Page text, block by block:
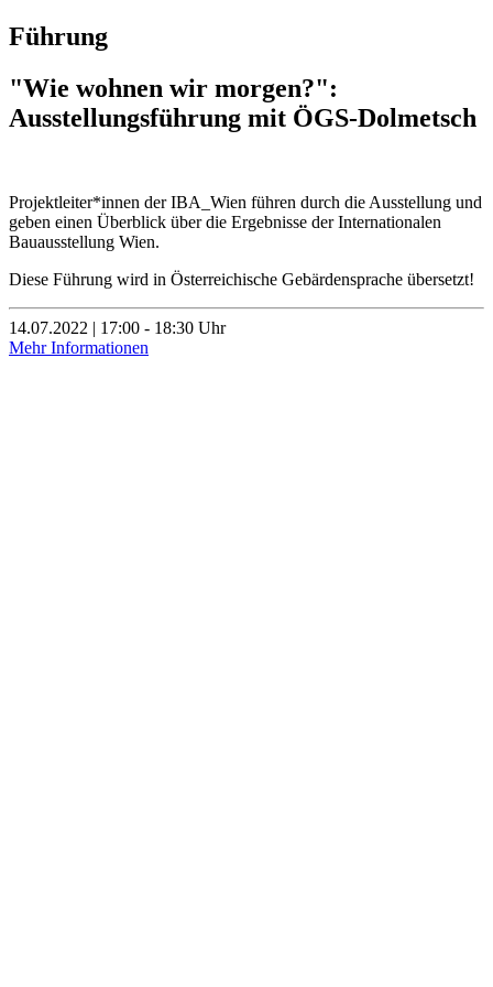
Führung
"Wie wohnen wir morgen?":
Ausstellungsführung mit ÖGS-Dolmetsch
Projektleiter*innen der IBA_Wien führen durch die Ausstellung und
geben einen Überblick über die Ergebnisse der Internationalen
Bauausstellung Wien.
Diese Führung wird in Österreichische Gebärdensprache übersetzt!
14.07.2022 | 17:00 - 18:30 Uhr
Mehr Informationen